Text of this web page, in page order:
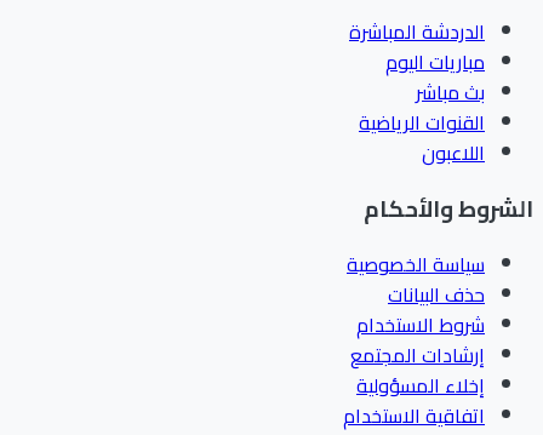
الدردشة المباشرة
مباريات اليوم
بث مباشر
القنوات الرياضية
اللاعبون
والأحكام
سياسة الخصوصية
حذف البيانات
شروط الاستخدام
إرشادات المجتمع
إخلاء المسؤولية
اتفاقية الاستخدام